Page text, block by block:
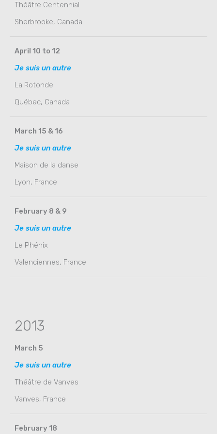
Théâtre Centennial
Sherbrooke, Canada
April 10 to 12
Je suis un autre
La Rotonde
Québec, Canada
March 15 & 16
Je suis un autre
Maison de la danse
Lyon, France
February 8 & 9
Je suis un autre
Le Phénix
Valenciennes, France
2013
March 5
Je suis un autre
Théâtre de Vanves
Vanves, France
February 18